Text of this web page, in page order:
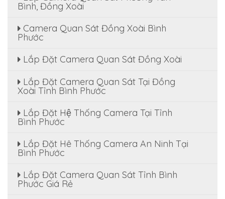
Bình, Đồng Xoài
Camera Quan Sát Đồng Xoài Bình
Phước
Lắp Đặt Camera Quan Sát Đồng Xoài
Lắp Đặt Camera Quan Sát Tại Đồng
Xoài Tỉnh Bình Phước
Lắp Đặt Hệ Thống Camera Tại Tỉnh
Bình Phước
Lắp Đặt Hê Thống Camera An Ninh Tại
Bình Phước
Lắp Đặt Camera Quan Sát Tỉnh Bình
Phước Giá Rẻ